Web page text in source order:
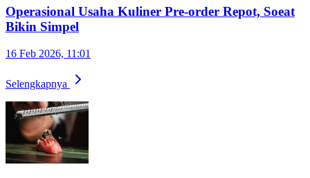
Operasional Usaha Kuliner Pre-order Repot, Soeat
Bikin Simpel
16 Feb 2026, 11:01
Selengkapnya